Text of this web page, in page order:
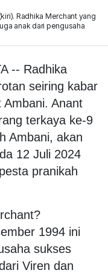
Radhika Merchant yang
anak dari pengusaha
-- Radhika
seiring kabar
Ambani. Anant
terkaya ke-9
Ambani, akan
12 Juli 2024
pranikah
1994 ini
sukses
Viren dan